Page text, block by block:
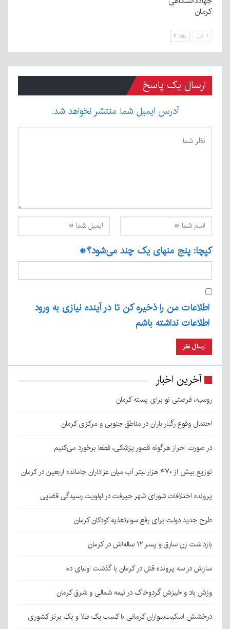
کرمان
قبل بعد
ارسال یک پاسخ
آدرس ایمیل شما منتشر نخواهد شد.
کپچا: پنج منهای یک چند می‌شود؟*
اطلاعات من را ذخیره کن تا در آینده نیازی به ورود
اطلاعات نداشته باشم
آخرین اخبار
روسیه، فرصتی نو برای پسته کرمان
احتمال وقوع رگبار باران در مناطق جنوبی و مرکزی کرمان
در صورت احراز هرگونه قصور پزشکی، قطعا برخورد می‌کنیم
توزیع بیش از ۴۷۰ هزار لیتر آب میان عزاداران جامانده اربعین در کرمان
پرونده اختلافات شورای شهر جیرفت در اولویت رسیدگی قضایی
طرح جدید دولت برای رفع سوءتغذیه کودکان کرمان
بازداشت زن سارق و پسر ۱۲ ساله‌اش در کرمان
سازش در سه پرونده قتل در کرمان با گذشت اولیای دم
وزش باد و خیزش گردوخاک در نیمه شمالی و شرق کرمان
درخشش اسکیت‌سواران کرمانی با کسب یک طلا و یک برنز کشوری